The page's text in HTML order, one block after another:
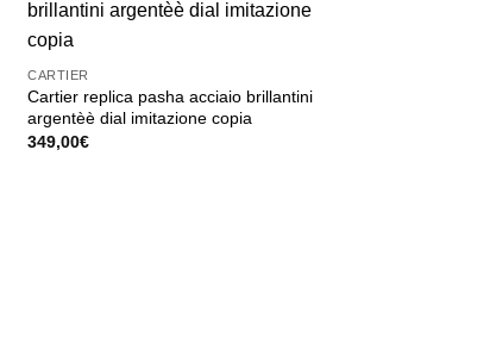
CARTIER
Cartier replica pasha acciaio brillantini
argentèè dial imitazione copia
349,00€